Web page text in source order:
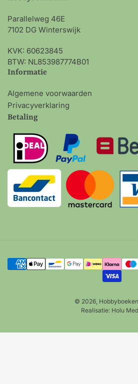
Parallelweg 46E
7102 DG Winterswijk
KVK: 60623845
BTW: NL853987774B01
Informatie
Algemene voorwaarden
Privacyverklaring
Betaling
© 2026,
Realisatie: Holu